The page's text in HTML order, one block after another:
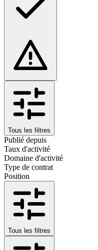
Tous les filtres
Publié depuis
Taux d'activité
Domaine d'activité
Type de contrat
Position
Tous les filtres